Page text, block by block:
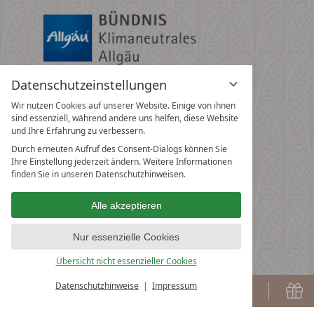
Datenschutzeinstellungen
Wir nutzen Cookies auf unserer Website. Einige von ihnen
sind essenziell, während andere uns helfen, diese Website
und Ihre Erfahrung zu verbessern.
Durch erneuten Aufruf des Consent-Dialogs können Sie
Ihre Einstellung jederzeit ändern. Weitere Informationen
finden Sie in unseren Datenschutzhinweisen.
Alle akzeptieren
Nur essenzielle Cookies
Übersicht nicht essenzieller Cookies
Datenschutzhinweise Impressum
BUCHEN Buchen